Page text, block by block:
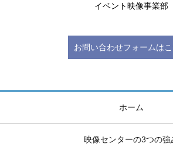
イベント映像事業部
お問い合わせフォームは
ホーム
映像センターの3つの強